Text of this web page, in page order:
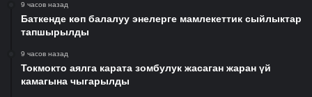
9 часов назад
Баткенде көп балалуу энелерге мамлекеттик сыйлыктар
тапшырылды
9 часов назад
Токмокто аялга карата зомбулук жасаган жаран үй
камагына чыгарылды